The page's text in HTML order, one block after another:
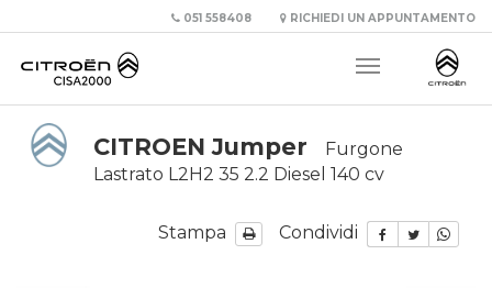
051 558408 RICHIEDI UN APPUNTAMENTO
CITROEN Jumper
Furgone
Lastrato L2H2 35 2.2 Diesel 140 cv
Stampa Condividi